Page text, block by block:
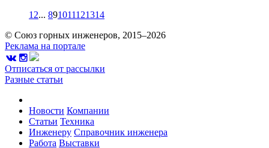
1 2... 891011121314
© Союз горных инженеров, 2015–2026
Реклама на портале
Отписаться от рассылки
Разные статьи
Новости Компании
Статьи Техника
Инженеру Справочник инженера
Работа Выставки